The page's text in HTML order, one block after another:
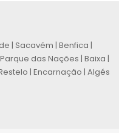
| Sacavém | Benfica |
das Nações | Baixa |
| Encarnação | Algés